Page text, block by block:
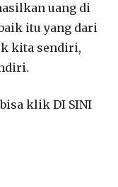
uang di
itu yang dari
kita sendiri,
klik DI SINI